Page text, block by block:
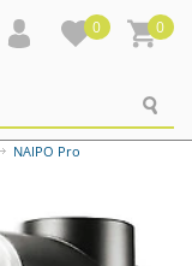
0 0
NAIPO Pro